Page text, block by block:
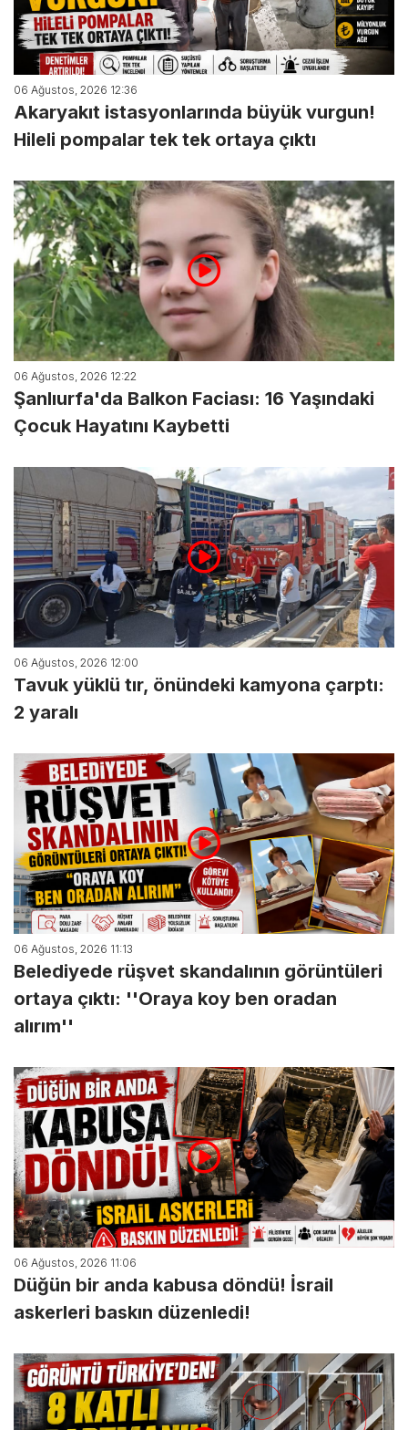
06 Ağustos, 2026 12:36
Akaryakıt istasyonlarında büyük vurgun!
Hileli pompalar tek tek ortaya çıktı
06 Ağustos, 2026 12:22
Şanlıurfa'da Balkon Faciası: 16 Yaşındaki
Çocuk Hayatını Kaybetti
06 Ağustos, 2026 12:00
Tavuk yüklü tır, önündeki kamyona çarptı:
2 yaralı
06 Ağustos, 2026 11:13
Belediyede rüşvet skandalının görüntüleri
ortaya çıktı: ''Oraya koy ben oradan
alırım''
06 Ağustos, 2026 11:06
Düğün bir anda kabusa döndü! İsrail
askerleri baskın düzenledi!